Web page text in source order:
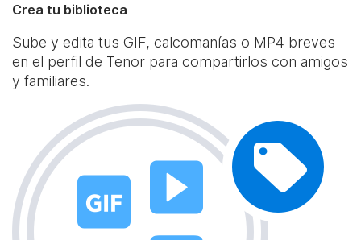
Crea tu biblioteca
Sube y edita tus GIF, calcomanías o MP4 breves
en el perfil de Tenor para compartirlos con amigos
y familiares.